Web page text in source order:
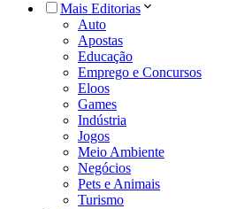
Mais Editorias
Auto
Apostas
Educação
Emprego e Concursos
Eloos
Games
Indústria
Jogos
Meio Ambiente
Negócios
Pets e Animais
Turismo